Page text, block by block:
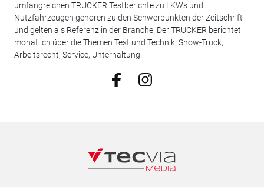
umfangreichen TRUCKER Testberichte zu LKWs und
Nutzfahrzeugen gehören zu den Schwerpunkten der Zeitschrift
und gelten als Referenz in der Branche. Der TRUCKER berichtet
monatlich über die Themen Test und Technik, Show-Truck,
Arbeitsrecht, Service, Unterhaltung.